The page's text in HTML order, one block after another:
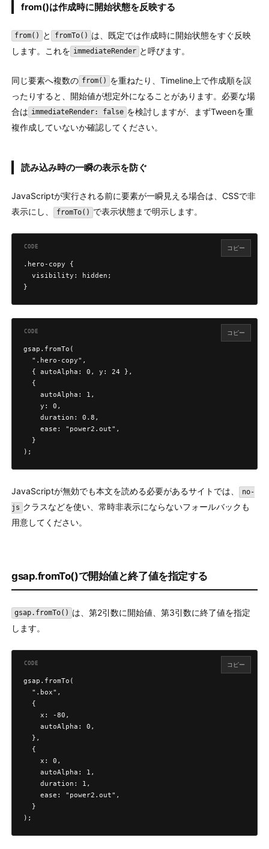
from()は作成時に開始状態を反映する
from() と fromTo() は、既定では作成時に開始状態をすぐ反映
します。これを immediateRender と呼びます。
同じ要素へ複数の from() を重ねたり、Timeline上で作成順を誤
ったりすると、開始値が想定外になることがあります。必要な場
合は immediateRender: false を検討しますが、まずTweenを重
複作成していないか確認してください。
読み込み時の一瞬の表示を防ぐ
JavaScriptが実行される前に要素が一瞬見える場合は、CSSで非
表示にし、
fromTo() で表示状態まで明示します。
.hero-copy {
  visibility: hidden;
}
コピー
gsap.fromTo(
  ".hero-copy",
  { autoAlpha: 0, y: 24 },
  {
    autoAlpha: 1,
    y: 0,
    duration: 0.8,
    ease: "power2.out",
  }
);
コピー
JavaScriptが無効でも本文を読める必要があるサイトでは、
no-
js クラスなどを使い、常時非表示にならないフォールバックも
用意してください。
gsap.fromTo()で開始値と終了値を指定する
gsap.fromTo() は、第2引数に開始値、第3引数に終了値を指定
します。
gsap.fromTo(
  ".box",
  {
    x: -80,
    autoAlpha: 0,
  },
  {
    x: 0,
    autoAlpha: 1,
    duration: 1,
    ease: "power2.out",
  }
);
コピー